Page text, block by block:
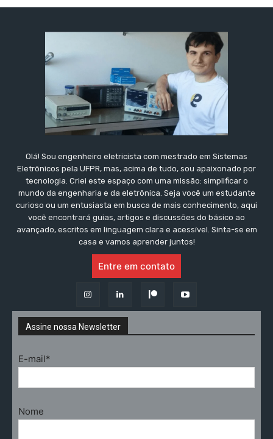
Olá! Sou engenheiro eletricista com mestrado em Sistemas
Eletrônicos pela UFPR, mas, acima de tudo, sou apaixonado por
tecnologia. Criei este espaço com uma missão: simplificar o
mundo da engenharia e da eletrônica. Seja você um estudante
curioso ou um entusiasta em busca de mais conhecimento, aqui
você encontrará guias, artigos e discussões do básico ao
avançado, escritos em linguagem clara e acessível. Sinta-se em
casa e vamos aprender juntos!
Entre em contato
Assine nossa Newsletter
E-mail*
Nome